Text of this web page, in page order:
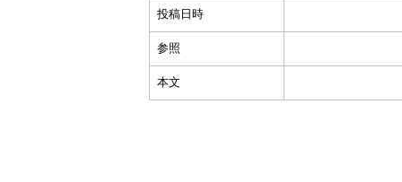
投稿日時
参照
本文